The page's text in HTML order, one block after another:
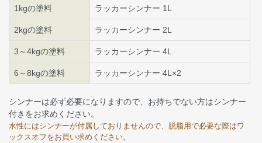
1kgの塗料 ラッカーシンナー 1L
2kgの塗料 ラッカーシンナー 2L
3～4kgの塗料 ラッカーシンナー 4L
6～8kgの塗料 ラッカーシンナー 4L×2
シンナーは必ず必要になりますので、お持ちでない方はシンナー
付きをお求めください。
水性にはシンナーが付属しておりませんので、脱脂用で必要な際はワ
ックスオフをお買い求めください。